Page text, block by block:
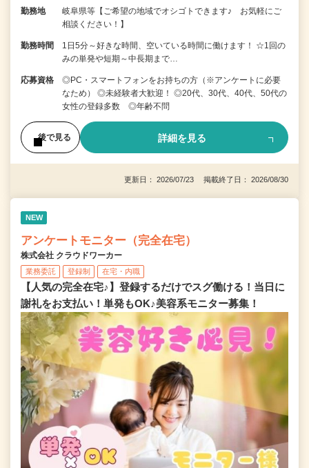
勤務地
岐阜県等【ご希望の地域でオシゴトできます♪ お気軽にご
相談ください！】
勤務時間
1日5分～好きな時間、空いている時間に働けます！ ☆1回の
みの単発や短期～中長期まで…
応募資格
◎PC・スマートフォンをお持ちの方（※アンケートに必要
なため） ◎未経験者大歓迎！ ◎20代、30代、40代、50代の
女性の登録多数 ◎年齢不問
後で見る 詳細を見る
更新日： 2026/07/23 掲載終了日： 2026/08/30
NEW
アンケートモニター（完全在宅）
株式会社 クラウドワーカー
業務委託 登録制 在宅・内職
【人気の完全在宅♪】登録するだけでスグ働ける！当日に
謝礼をお支払い！単発もOK♪美容系モニター募集！